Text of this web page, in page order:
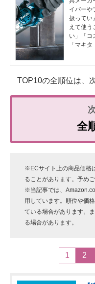
イバーや
扱ってい
えて使う
い」「
「マキ
TOP10の全順位は、
全
※ECサイト上の商品価格
ることがあります。予めご
※当記事では、
用しています。順位や価
ている場合があります。
る場合があります。
1 2